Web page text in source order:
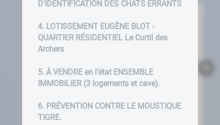
D'IDENTIFICATION DES CHATS ERRANTS
4. LOTISSEMENT EUGÈNE BLOT -
QUARTIER RÉSIDENTIEL Le Curtil des
Archers
5. À VENDRE en l’état ENSEMBLE
IMMOBILIER (3 logements et cave).
6. PRÉVENTION CONTRE LE MOUSTIQUE
TIGRE.